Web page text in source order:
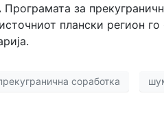
за
плански регион
соработка